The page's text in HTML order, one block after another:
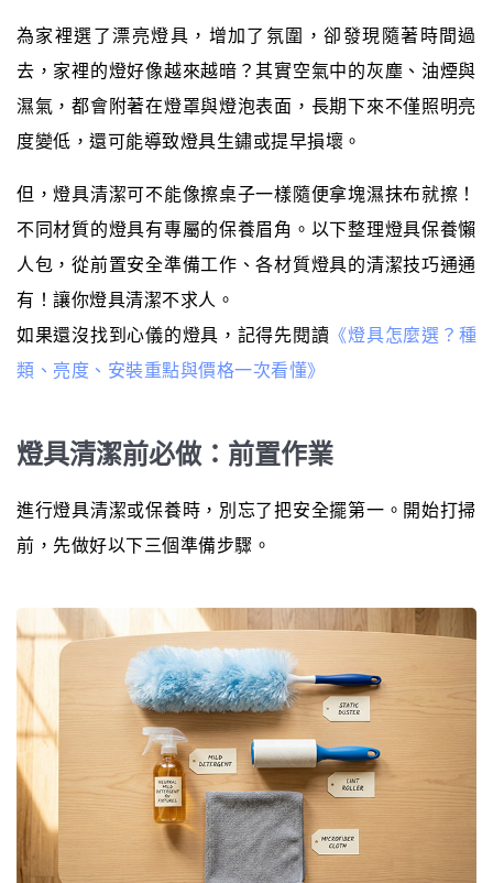
為家裡選了漂亮燈具，增加了氛圍，卻發現隨著時間過
去，家裡的燈好像越來越暗？其實空氣中的灰塵、油煙與
濕氣，都會附著在燈罩與燈泡表面，長期下來不僅照明亮
度變低，還可能導致燈具生鏽或提早損壞。
但，燈具清潔可不能像擦桌子一樣隨便拿塊濕抹布就擦！
不同材質的燈具有專屬的保養眉角。以下整理燈具保養懶
人包，從前置安全準備工作、各材質燈具的清潔技巧通通
有！讓你燈具清潔不求人。
如果還沒找到心儀的燈具，記得先閱讀 《燈具怎麼選？種
類、亮度、安裝重點與價格一次看懂》
燈具清潔前必做：前置作業
進行燈具清潔或保養時，別忘了把安全擺第一。開始打掃
前，先做好以下三個準備步驟。